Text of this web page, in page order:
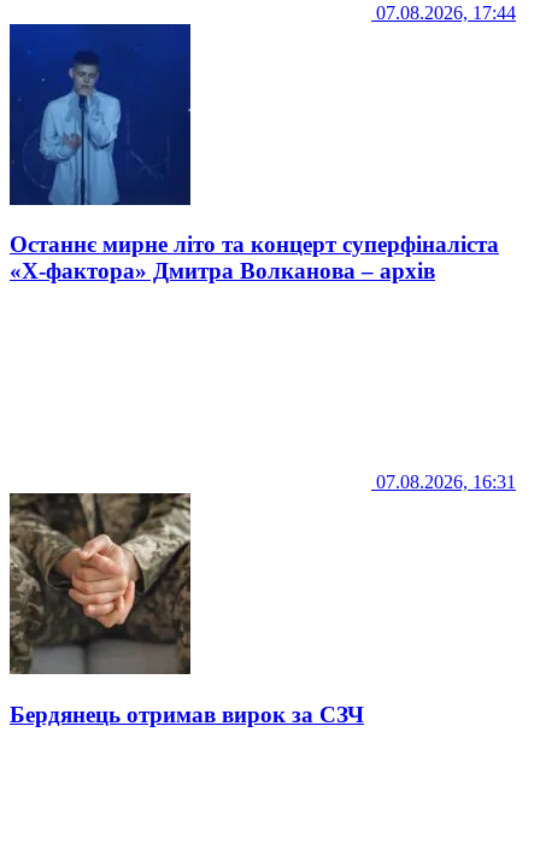
07.08.2026, 17:44
Останнє мирне літо та концерт суперфіналіста
«Х-фактора» Дмитра Волканова – архів
07.08.2026, 16:31
Бердянець отримав вирок за СЗЧ